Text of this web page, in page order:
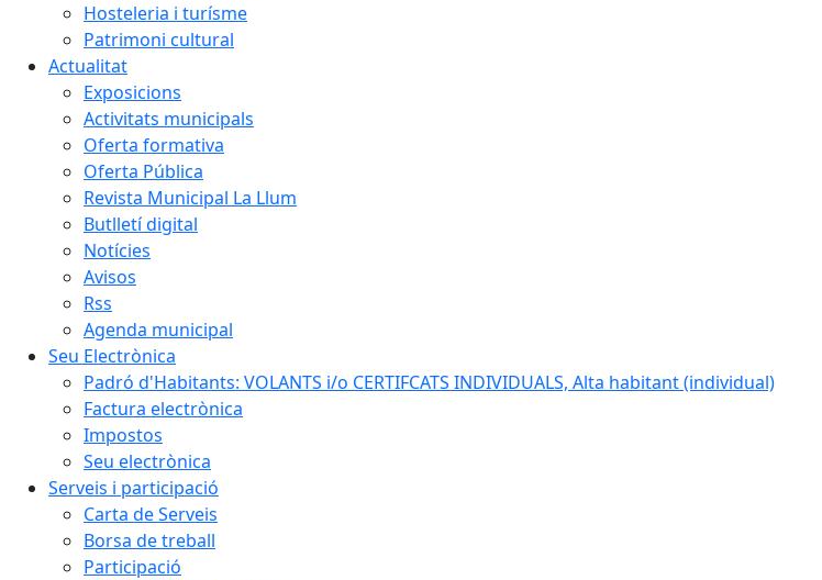
Hosteleria i turísme
Patrimoni cultural
Actualitat
Exposicions
Activitats municipals
Oferta formativa
Oferta Pública
Revista Municipal La Llum
Butlletí digital
Notícies
Avisos
Rss
Agenda municipal
Seu Electrònica
Padró d'Habitants: VOLANTS i/o CERTIFCATS INDIVIDUALS, Alta habitant (individual)
Factura electrònica
Impostos
Seu electrònica
Serveis i participació
Carta de Serveis
Borsa de treball
Participació